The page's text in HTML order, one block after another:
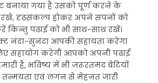
बनाया गया है उसको पूर्ण करने के
रखे, दृढसंकल्प होकर अपने सपनों को
पढाई को भी साथ-साथ रखें।
नंदा-सुनंदा आपकी सहायता करेगा
सहायोग करेगी आपको अपनी पढाई
है, भविष्य में भी जरूरतमंद बेटियों
से तन्मयता एवं लगन से मेहनत जारी